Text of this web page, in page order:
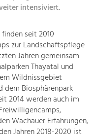
intensiviert.
seit 2010
zur Landschaftspflege
Jahren gemeinsam
Thayatal und
Wildnissgebiet
dem Biosphärenpark
2014 werden auch im
Wachauer Erfahrungen,
Jahren 2018-2020 ist